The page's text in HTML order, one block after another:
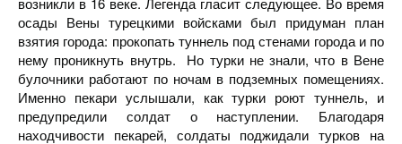
осады Вены турецкими войсками был придуман план
взятия города: прокопать туннель под стенами города и по
нему проникнуть внутрь. Но турки не знали, что в Вене
булочники работают по ночам в подземных помещениях.
Именно пекари услышали, как турки роют туннель, и
предупредили солдат о наступлении. Благодаря
находчивости пекарей, солдаты поджидали турков на